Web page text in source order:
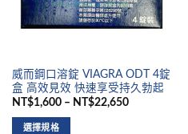
威而鋼口溶錠 VIAGRA ODT 4錠
盒 高效見效 快速享受持久勃起
NT$1,600 – NT$22,650
選擇規格